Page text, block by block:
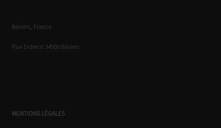
Béziers, France
Rue Diderot 34500 Béziers
MENTIONS LÉGALES